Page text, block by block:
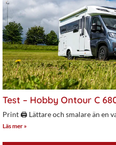
Test – Hobby Ontour C
Print 🖨 Lättare och smalare än en
Läs mer »